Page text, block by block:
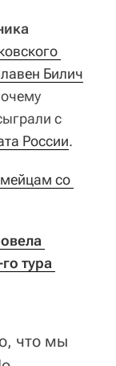
Билич
с
России.
со
тура
что мы